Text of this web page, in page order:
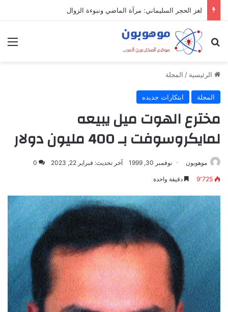
لغز الحجر السليماني: مرآة الماضي ونبوءة الزوال
بحث عن
الرئيسية / المجلة
المجلة ابتكارات جديده
مخترع الهوت ميل يبيعه
لمايكروسوفت بـ 400 مليون دولار
موهوبون نوفمبر 30, 1999 آخر تحديث: فبراير 22, 2023 0
9٬725 دقيقة واحدة